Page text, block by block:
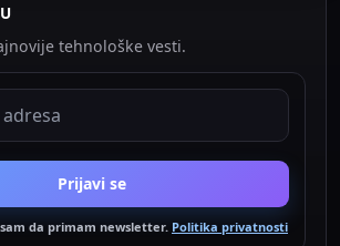
tehnološke vesti.
Prijavi se
da primam newsletter. Politika privatnosti